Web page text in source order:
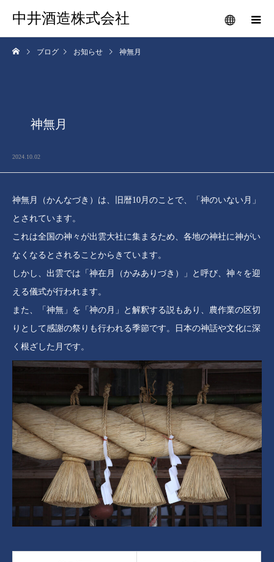
中井酒造株式会社
ブログ お知らせ 神無月
神無月
2024.10.02
神無月（かんなづき）は、旧暦10月のことで、「神のいない月」
とされています。
これは全国の神々が出雲大社に集まるため、各地の神社に神がい
なくなるとされることからきています。
しかし、出雲では「神在月（かみありづき）」と呼び、神々を迎
える儀式が行われます。
また、「神無」を「神の月」と解釈する説もあり、農作業の区切
りとして感謝の祭りも行われる季節です。日本の神話や文化に深
く根ざした月です。